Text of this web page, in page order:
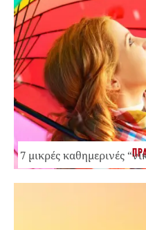
7 μικρές καθημερινές